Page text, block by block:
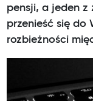
pensji, a jeden z
przenieść się do
rozbieżności